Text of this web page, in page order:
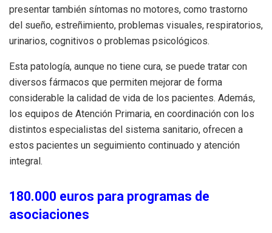
presentar también síntomas no motores, como trastorno
del sueño, estreñimiento, problemas visuales, respiratorios,
urinarios, cognitivos o problemas psicológicos.
Esta patología, aunque no tiene cura, se puede tratar con
diversos fármacos que permiten mejorar de forma
considerable la calidad de vida de los pacientes. Además,
los equipos de Atención Primaria, en coordinación con los
distintos especialistas del sistema sanitario, ofrecen a
estos pacientes un seguimiento continuado y atención
integral.
180.000 euros para programas de
asociaciones